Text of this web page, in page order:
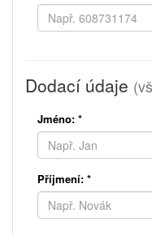
Dodací údaje
Jméno: *
Příjmení: *